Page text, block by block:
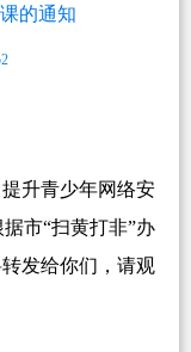
的通知
升青少年网络安
市“扫黄打非”办
发给你们，请观